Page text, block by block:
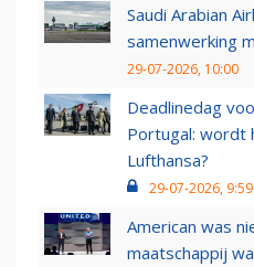
Saudi Arabian
samenwerking
29-07-2026, 10:00
Deadlinedag
Portugal: wordt
Lufthansa?
29-07-2026, 9:59
American was
maatschappij